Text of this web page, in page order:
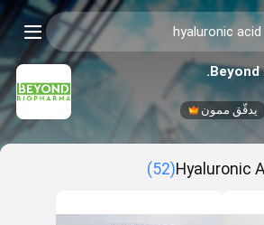
Beyond
يدقّق ممون
Hyaluronic
(52)